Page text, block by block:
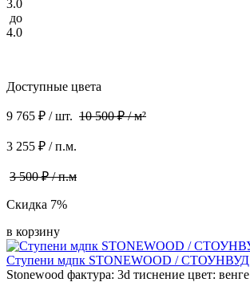
3.0
до
4.0
Доступные цвета
9 765 ₽ / шт. 10 500 ₽ / м²
3 255 ₽ / п.м.
3 500 ₽ / п.м
Скидка 7%
в корзину
Ступени мдпк STONEWOOD / СТОУНВУД
Stonewood фактура: 3d тиснение цвет: венге